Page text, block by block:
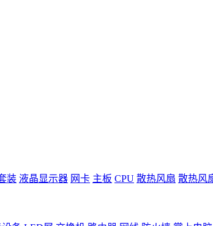
装 液晶显示器 网卡 主板 CPU 散热风扇 散热风